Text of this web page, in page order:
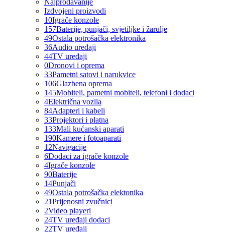
Najprodavanije
Izdvojeni proizvodi
10Igrače konzole
157Baterije, punjači, svjetiljke i žarulje
49Ostala potrošačka elektronika
36Audio uređaji
44TV uređaji
0Dronovi i oprema
33Pametni satovi i narukvice
106Glazbena oprema
145Mobiteli, pametni mobiteli, telefoni i dodaci
4Električna vozila
84Adapteri i kabeli
33Projektori i platna
133Mali kućanski aparati
190Kamere i fotoaparati
12Navigacije
6Dodaci za igrače konzole
4Igrače konzole
90Baterije
14Punjači
49Ostala potrošačka elektonika
21Prijenosni zvučnici
2Video playeri
24TV uređaji dodaci
22TV uređaji